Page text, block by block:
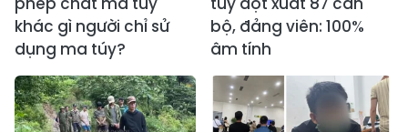
khác gì người chỉ sử
dụng ma túy?
bộ, đảng viên: 100%
âm tính